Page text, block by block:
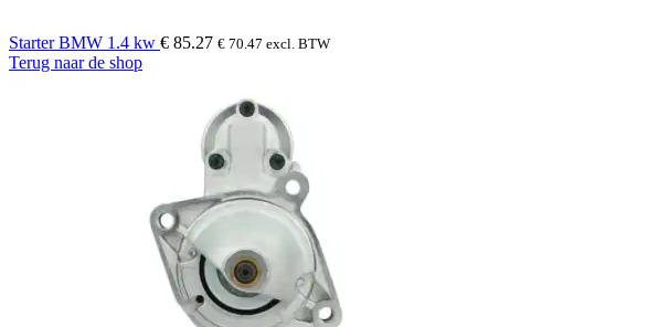
Starter BMW 1.4 kw € 85.27 € 70.47 excl. BTW
Terug naar de shop